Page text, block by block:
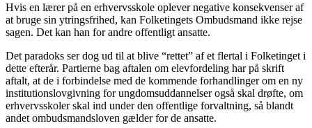
Hvis en lærer på en erhvervsskole oplever negative konsekvenser af
at bruge sin ytringsfrihed, kan Folketingets Ombudsmand ikke rejse
sagen. Det kan han for andre offentligt ansatte.
Det paradoks ser dog ud til at blive “rettet” af et flertal i Folketinget i
dette efterår. Partierne bag aftalen om elevfordeling har på skrift
aftalt, at de i forbindelse med de kommende forhandlinger om en ny
institutionslovgivning for ungdomsuddannelser også skal drøfte, om
erhvervsskoler skal ind under den offentlige forvaltning, så blandt
andet ombudsmandsloven gælder for de ansatte.